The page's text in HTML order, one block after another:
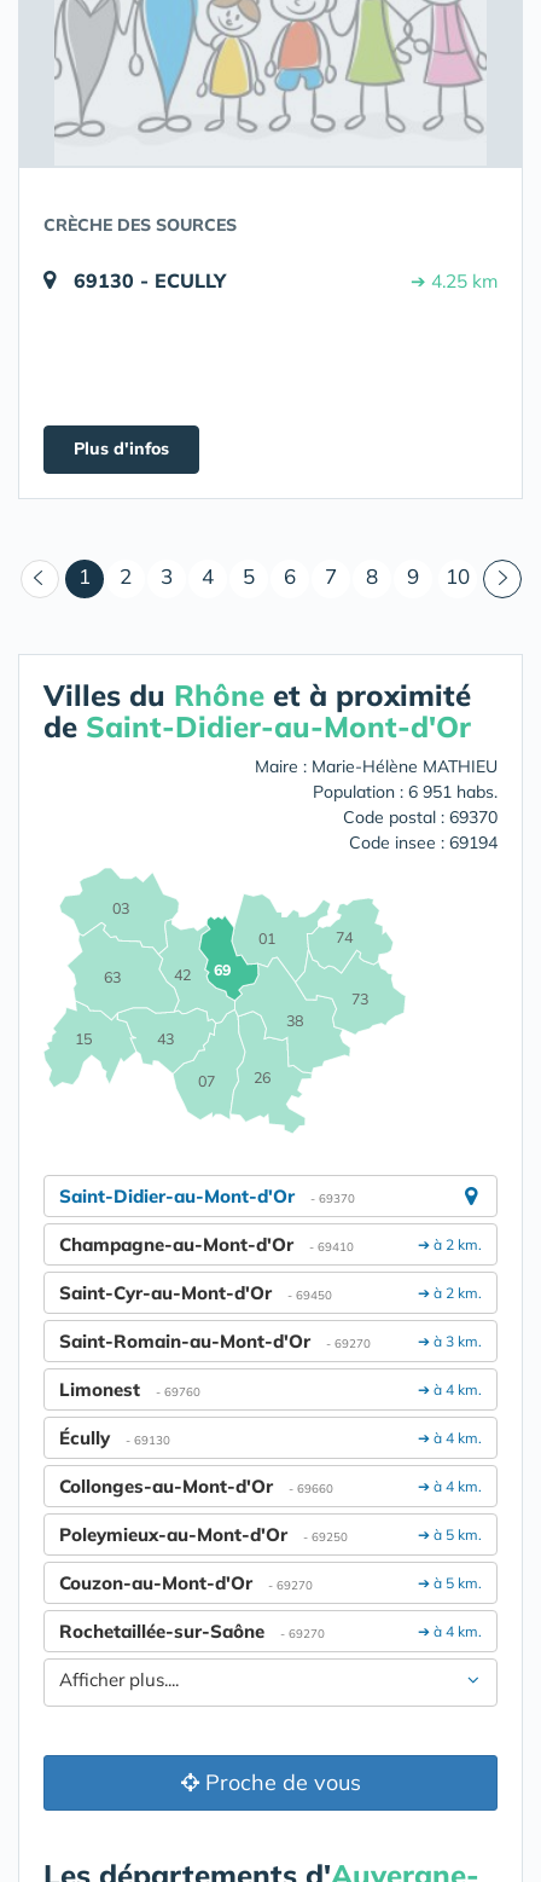
CRÈCHE DES SOURCES
69130 - ECULLY ➔ 4.25 km
Plus d'infos
1 (courant)
2 3 4 5 6 7 8 9 10
Villes du Rhône et à proximité
de Saint-Didier-au-Mont-d'Or
Maire : Marie-Hélène MATHIEU
Population : 6 951 habs.
Code postal : 69370
Code insee : 69194
01
03
07
15
26
38
42
43
63
69
73
74
Saint-Didier-au-Mont-d'Or - 69370
➔ à 2 km.
Champagne-au-Mont-d'Or - 69410
➔ à 2 km.
Saint-Cyr-au-Mont-d'Or - 69450
➔ à 3 km.
Saint-Romain-au-Mont-d'Or - 69270
➔ à 4 km.
Limonest - 69760
➔ à 4 km.
Écully - 69130
➔ à 4 km.
Collonges-au-Mont-d'Or - 69660
➔ à 5 km.
Poleymieux-au-Mont-d'Or - 69250
➔ à 5 km.
Couzon-au-Mont-d'Or - 69270
➔ à 4 km.
Rochetaillée-sur-Saône - 69270
Afficher plus....
Proche de vous